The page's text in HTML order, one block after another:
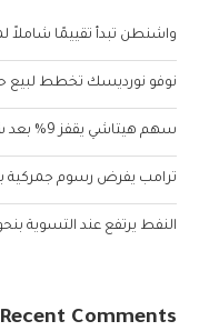
واشنطن تبدأ تقييمًا شاملاً
نوفو نورديسك تخطط لبيع
سهم هيتاشي يقفز 9% بعد شراكة استراتيجية مع أوبن إيه آي
ترامب يفرض رسوم جمركية بنسبة 25% على الشاحنات
النفط يرتفع عند التسوية بنحو 1.5% مع
Recent Comments